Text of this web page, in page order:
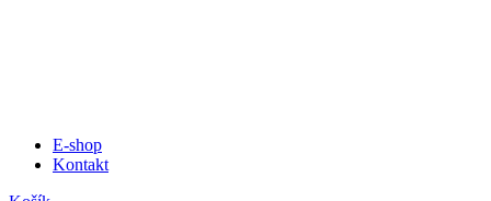
E-shop
Kontakt